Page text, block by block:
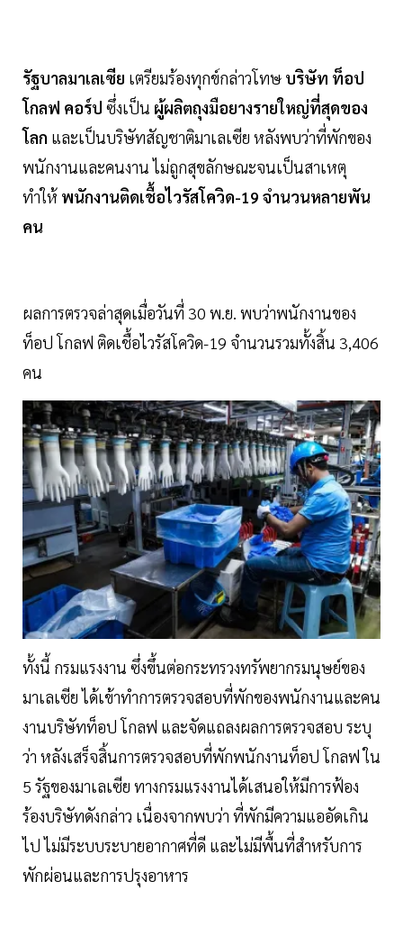
รัฐบาลมาเลเซีย เตรียมร้องทุกข์กล่าวโทษ บริษัท ท็อป
โกลฟ คอร์ป ซึ่งเป็น ผู้ผลิตถุงมือยางรายใหญ่ที่สุดของ
โลก และเป็นบริษัทสัญชาติมาเลเซีย หลังพบว่าที่พักของ
พนักงานและคนงาน ไม่ถูกสุขลักษณะจนเป็นสาเหตุ
ทำให้ พนักงานติดเชื้อไวรัสโควิด-19 จำนวนหลายพัน
คน
ผลการตรวจล่าสุดเมื่อวันที่ 30 พ.ย. พบว่าพนักงานของ
ท็อป โกลฟ ติดเชื้อไวรัสโควิด-19 จำนวนรวมทั้งสิ้น 3,406
คน
ทั้งนี้ กรมแรงงาน ซึ่งขึ้นต่อกระทรวงทรัพยากรมนุษย์ของ
มาเลเซีย ได้เข้าทำการตรวจสอบที่พักของพนักงานและคน
งานบริษัทท็อป โกลฟ และจัดแถลงผลการตรวจสอบ ระบุ
ว่า หลังเสร็จสิ้นการตรวจสอบที่พักพนักงานท็อป โกลฟ ใน
5 รัฐของมาเลเซีย ทางกรมแรงงานได้เสนอให้มีการฟ้อง
ร้องบริษัทดังกล่าว เนื่องจากพบว่า ที่พักมีความแออัดเกิน
ไป ไม่มีระบบระบายอากาศที่ดี และไม่มีพื้นที่สำหรับการ
พักผ่อนและการปรุงอาหาร